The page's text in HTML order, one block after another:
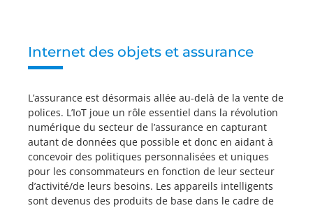
Internet des objets et assurance
L’assurance est désormais allée au-delà de la vente de
polices. L’IoT joue un rôle essentiel dans la révolution
numérique du secteur de l’assurance en capturant
autant de données que possible et donc en aidant à
concevoir des politiques personnalisées et uniques
pour les consommateurs en fonction de leur secteur
d’activité/de leurs besoins. Les appareils intelligents
sont devenus des produits de base dans le cadre de